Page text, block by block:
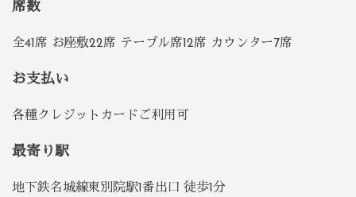
席数
全41席 お座敷22席 テーブル席12席 カウンター7席
お支払い
各種クレジットカードご利用可
最寄り駅
地下鉄名城線東別院駅1番出口 徒歩1分